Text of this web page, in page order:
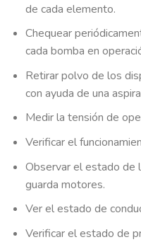
de cada elemento.
Chequear
cada bomba en
Retirar polvo de los
con ayuda de una
Medir la tensión de
Verificar el
Observar el estado de
guarda motores.
Ver el estado de
Verificar el estado de